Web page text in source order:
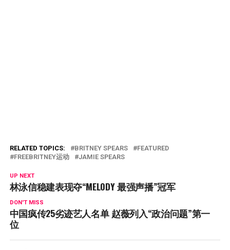
RELATED TOPICS: BRITNEY SPEARS
FEATURED
FREEBRITNEY运动
JAMIE SPEARS
UP NEXT
林泳信稳建表现夺“MELODY 最强声播”冠军
DON'T MISS
中国疯传25劣迹艺人名单 赵薇列入“政治问题”第一
位